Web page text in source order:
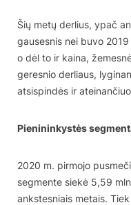
Šių metų derlius, ypač
gausesnis nei buvo
o dėl to ir kaina,
geresnio derliaus,
atsispindės ir
Pienininkystės
2020 m. pirmojo
segmente siekė 5,59
ankstesniais metais.